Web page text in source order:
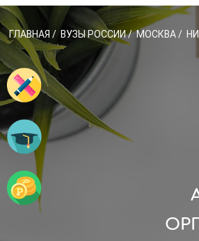
ГЛАВНАЯ / ВУЗЫ РОССИИ/ МОСКВА/